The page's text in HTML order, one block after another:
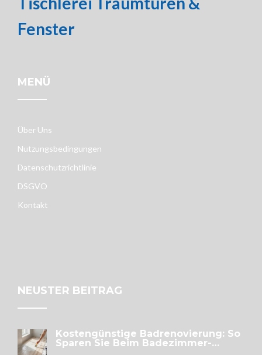
Fenster
MENÜ
Über Uns
Nutzungsbedingungen
Datenschutzrichtlinie
DSGVO
Kontakt
NEUSTER BEITRAG
Kostengünstige Badrenovierung: So
Sparen Sie Beim Badezimmer-